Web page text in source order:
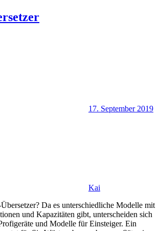
17. September 2019
Kai
Da es unterschiedliche Modelle mit
und Kapazitäten gibt, unterscheiden sich
und Modelle für Einsteiger. Ein